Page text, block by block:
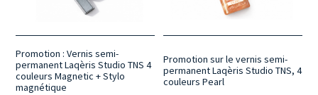
Promotion : Vernis semi-
permanent Laqèris Studio TNS 4
couleurs Magnetic + Stylo
magnétique
Promotion sur le vernis semi-
permanent Laqèris Studio TNS, 4
couleurs Pearl